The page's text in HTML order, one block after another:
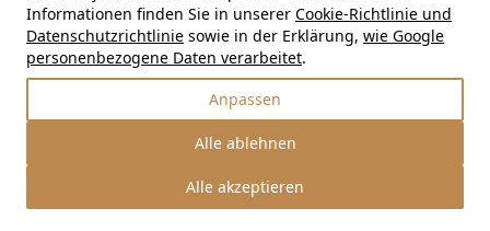
Informationen finden Sie in unserer Cookie-Richtlinie und
Datenschutzrichtlinie sowie in der Erklärung, wie Google
personenbezogene Daten verarbeitet.
Anpassen
Alle ablehnen
Alle akzeptieren